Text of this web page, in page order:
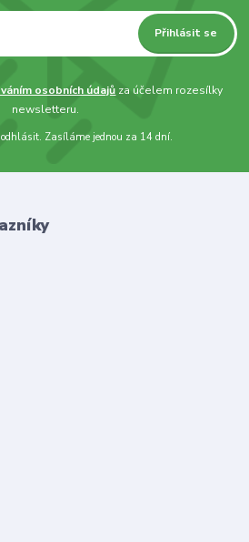
Přihlásit se
osobních údajů za účelem rozesílky
newsletteru.
odhlásit. Zasíláme jednou za 14 dní.